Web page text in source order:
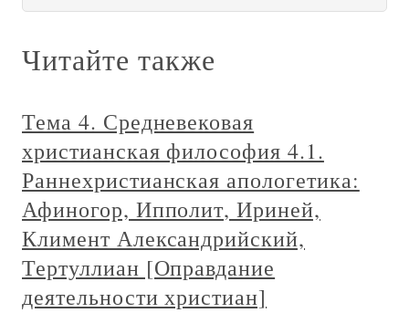
Читайте также
Тема 4. Средневековая
христианская философия 4.1.
Раннехристианская апологетика:
Афиногор, Ипполит, Ириней,
Климент Александрийский,
Тертуллиан [Оправдание
деятельности христиан]